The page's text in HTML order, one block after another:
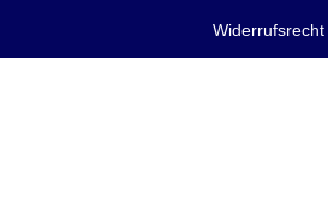
Widerrufsrecht